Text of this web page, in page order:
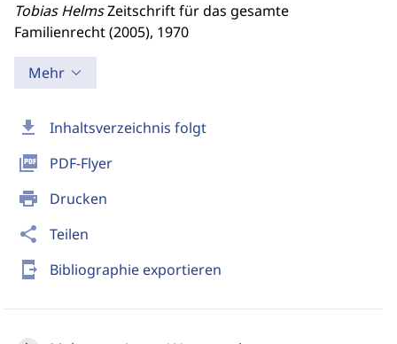
download Inhaltsverzeichnis folgt
picture_as_pdf PDF-Flyer
print Drucken
share Teilen
send_to_mobile Bibliographie exportieren
Tobias HelmsZeitschrift für das gesamte
Familienrecht (2005), 1970
Mehr